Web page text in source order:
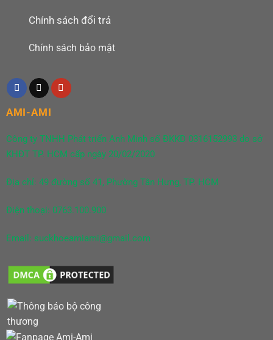
Chính sách đổi trả
Chính sách bảo mật
AMI-AMI
Công ty TNHH Phát triển Anh Minh số ĐKKD 0316152993 do sở
KHĐT TP. HCM cấp ngày 20/02/2020
Địa chỉ: 49 đường số 41, Phường Tân Hưng, TP. HCM
Điện thoại: 0763.100.900
Email: suckhoeamiami@gmail.com